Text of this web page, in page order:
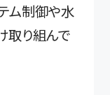
ム制御や水
取り組んで